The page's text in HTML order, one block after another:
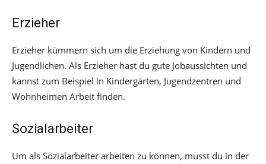
Erzieher
Erzieher kümmern sich um die Erziehung von Kindern und
Jugendlichen. Als Erzieher hast du gute Jobaussichten und
kannst zum Beispiel in Kindergärten, Jugendzentren und
Wohnheimen Arbeit finden.
Sozialarbeiter
Um als Sozialarbeiter arbeiten zu können, musst du in der